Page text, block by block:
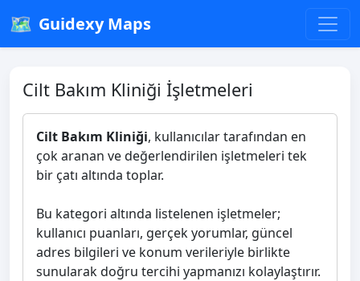
🗺️ Guidexy Maps
Cilt Bakım Kliniği İşletmeleri
Cilt Bakım Kliniği, kullanıcılar tarafından en
çok aranan ve değerlendirilen işletmeleri tek
bir çatı altında toplar.
Bu kategori altında listelenen işletmeler;
kullanıcı puanları, gerçek yorumlar, güncel
adres bilgileri ve konum verileriyle birlikte
sunularak doğru tercihi yapmanızı kolaylaştırır.